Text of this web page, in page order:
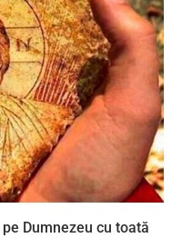
Dumnezeu cu toată